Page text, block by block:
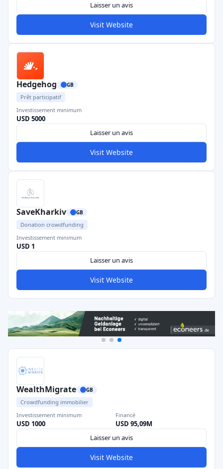
Laisser un avis
Visit Website
Hedgehog GB
Prêt participatif
Investissement minimum
USD 5000
Laisser un avis
Visit Website
SaveKharkiv GB
Donation crowdfunding
Investissement minimum
USD 1
Laisser un avis
Visit Website
WealthMigrate GB
Crowdfunding immobilier
Investissement minimum
USD 1000
Financé
USD 95,09M
Laisser un avis
Visit Website